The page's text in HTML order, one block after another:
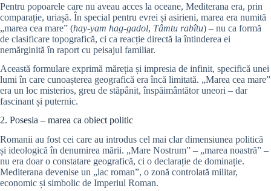
Pentru popoarele care nu aveau acces la oceane, Mediterana era, prin
comparație, uriașă. În special pentru evrei și asirieni, marea era numită
„marea cea mare” (hay-yam hag-gadol, Tâmtu rabîtu) – nu ca formă
de clasificare topografică, ci ca reacție directă la întinderea ei
nemărginită în raport cu peisajul familiar.
Această formulare exprimă măreția și impresia de infinit, specifică unei
lumi în care cunoașterea geografică era încă limitată. „Marea cea mare”
era un loc misterios, greu de stăpânit, înspăimântător uneori – dar
fascinant și puternic.
2. Posesia – marea ca obiect politic
Romanii au fost cei care au introdus cel mai clar dimensiunea politică
și ideologică în denumirea mării. „Mare Nostrum” – „marea noastră” –
nu era doar o constatare geografică, ci o declarație de dominație.
Mediterana devenise un „lac roman”, o zonă controlată militar,
economic și simbolic de Imperiul Roman.